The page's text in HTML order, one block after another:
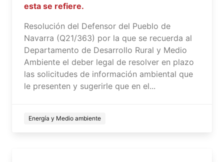
esta se refiere.
Resolución del Defensor del Pueblo de
Navarra (Q21/363) por la que se recuerda al
Departamento de Desarrollo Rural y Medio
Ambiente el deber legal de resolver en plazo
las solicitudes de información ambiental que
le presenten y sugerirle que en el...
Energía y Medio ambiente